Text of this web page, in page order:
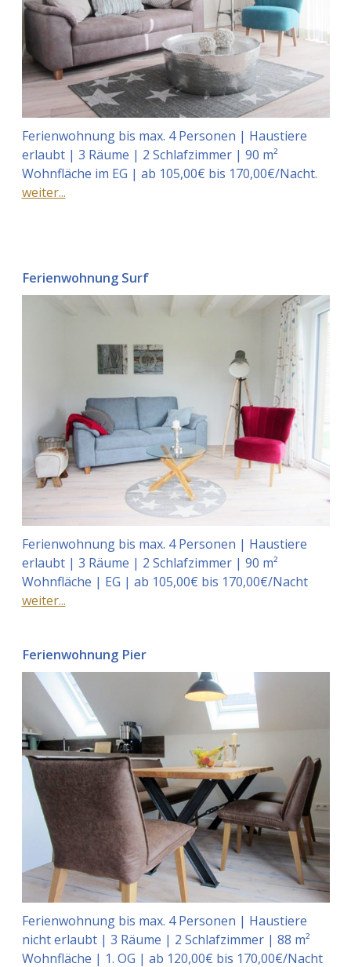
Ferienwohnung bis max. 4 Personen | Haustiere
erlaubt | 3 Räume | 2 Schlafzimmer | 90 m²
Wohnfläche im EG | ab 105,00€ bis 170,00€/Nacht.
weiter...
Ferienwohnung Surf
Ferienwohnung bis max. 4 Personen | Haustiere
erlaubt | 3 Räume | 2 Schlafzimmer | 90 m²
Wohnfläche | EG | ab 105,00€ bis 170,00€/Nacht
weiter...
Ferienwohnung Pier
Ferienwohnung bis max. 4 Personen | Haustiere
nicht erlaubt | 3 Räume | 2 Schlafzimmer | 88 m²
Wohnfläche | 1. OG | ab 120,00€ bis 170,00€/Nacht